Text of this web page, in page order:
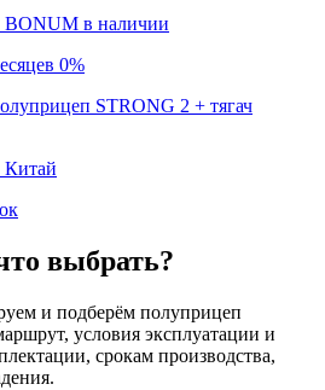
выбрать?
и подберём полуприцеп
условия эксплуатации и
срокам производства,